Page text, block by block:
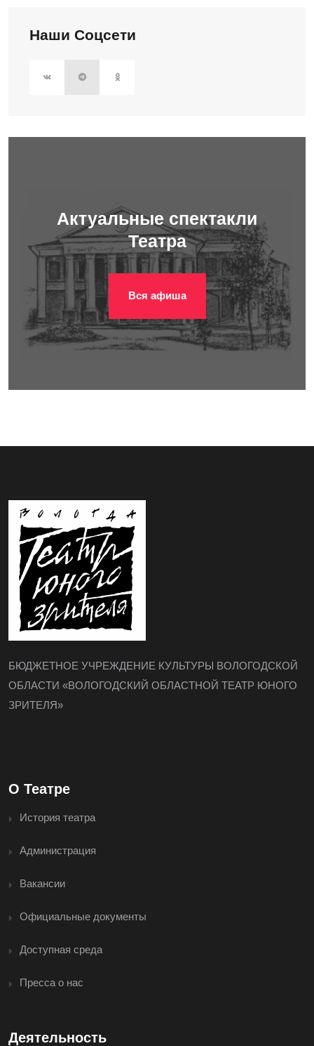
Наши Соцсети
Актуальные спектакли
Театра
Вся афиша
БЮДЖЕТНОЕ УЧРЕЖДЕНИЕ КУЛЬТУРЫ ВОЛОГОДСКОЙ
ОБЛАСТИ «ВОЛОГОДСКИЙ ОБЛАСТНОЙ ТЕАТР ЮНОГО
ЗРИТЕЛЯ»
О Театре
История театра
Администрация
Вакансии
Официальные документы
Доступная среда
Пресса о нас
Деятельность